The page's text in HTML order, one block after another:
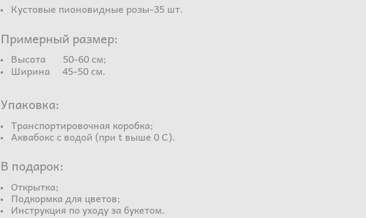
Кустовые пионовидные розы-35 шт.
Примерный размер:
Высота 50-60 см;
Ширина 45-50 см.
Упаковка:
Транспортировочная коробка;
Аквабокс с водой (при t выше 0 С).
В подарок:
Открытка;
Подкормка для цветов;
Инструкция по уходу за букетом.